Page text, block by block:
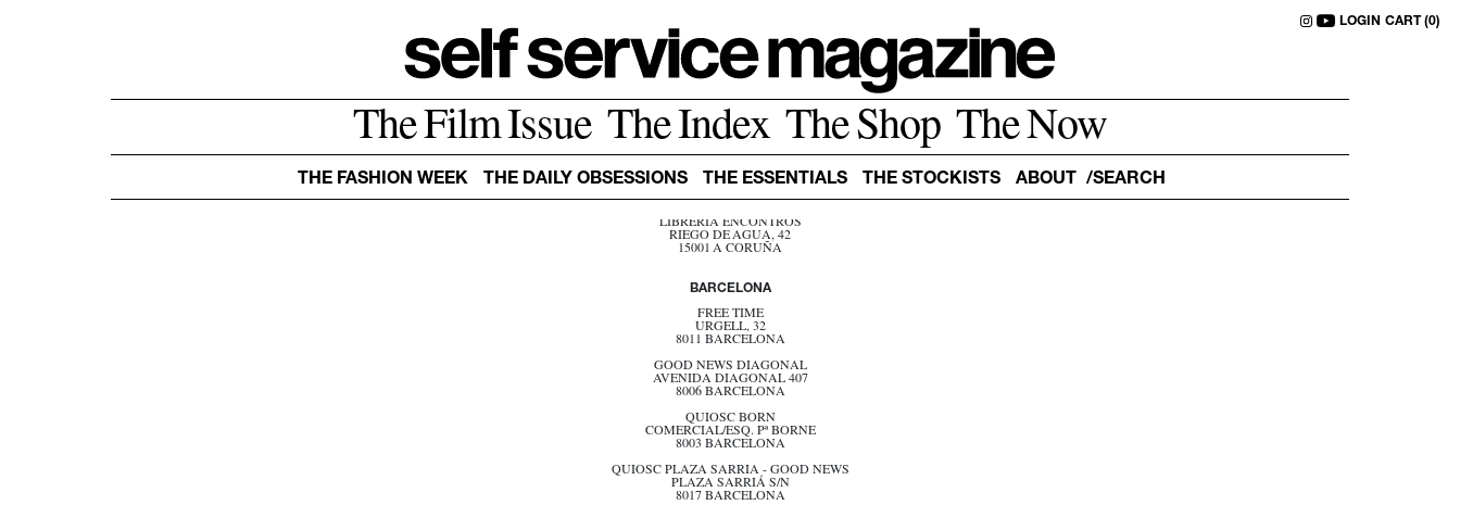
LOGIN CART (0)
The Film Issue The Index The Shop The Now
THE FASHION WEEK THE DAILY OBSESSIONS THE ESSENTIALS THE STOCKISTS ABOUT
IAMNUE STORE
SAN ANDRES 136
KCO. LA MARINA
AV. DE LA MARINA
15003 A CORUÑA
LIBRERÍA ENCONTROS
RIEGO DE AGUA, 42
15001 A CORUÑA
BARCELONA
FREE TIME
URGELL, 32
8011 BARCELONA
GOOD NEWS DIAGONAL
AVENIDA DIAGONAL 407
8006 BARCELONA
QUIOSC BORN
COMERCIAL/ESQ. Pª BORNE
8003 BARCELONA
QUIOSC PLAZA SARRIA - GOOD NEWS
PLAZA SARRIÁ S/N
8017 BARCELONA